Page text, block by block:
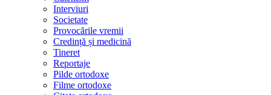
Interviuri
Societate
Provocările vremii
Credință și medicină
Tineret
Reportaje
Pilde ortodoxe
Filme ortodoxe